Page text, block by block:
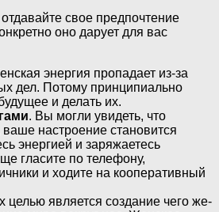
свое предпочтение
оно дарует для вас
энергия пропадает из-за
дел. Потому принципиально
и делать их.
. Вы могли увидеть, что
настроение становится
энергией и заряжаетесь
гласите по телефону,
и ходите на кооперативный
целью является создание чего же-